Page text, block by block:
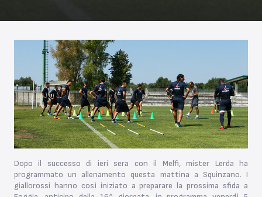
Dopo il successo di ieri sera con il Melfi, mister Lerda ha
programmato un allenamento questa mattina a Squinzano. I
giallorossi hanno così iniziato a preparare la prossima sfida a